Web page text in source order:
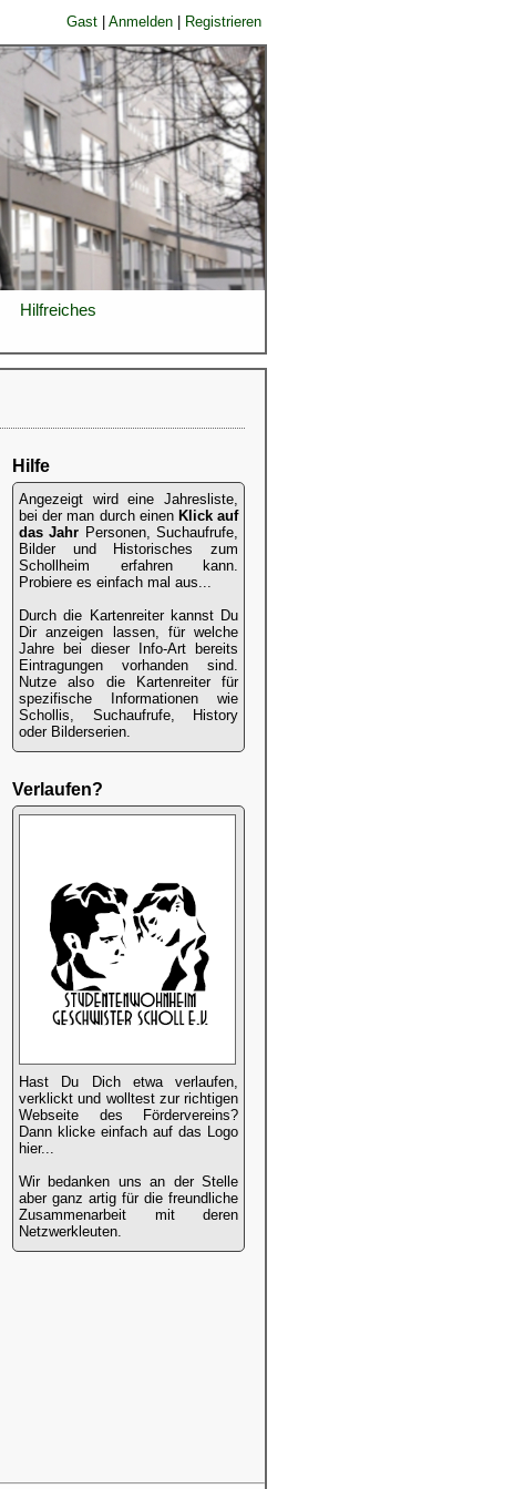
Gast Anmelden Registrieren
Hilfreiches
Hilfe
Angezeigt wird eine Jahresliste,
bei der man durch einen Klick auf
das Jahr Personen, Suchaufrufe,
Bilder und Historisches zum
Schollheim erfahren kann.
Probiere es einfach mal aus...
Durch die Kartenreiter kannst Du
Dir anzeigen lassen, für welche
Jahre bei dieser Info-Art bereits
Eintragungen vorhanden sind.
Nutze also die Kartenreiter für
spezifische Informationen wie
Schollis, Suchaufrufe, History
oder Bilderserien.
Verlaufen?
Hast Du Dich etwa verlaufen,
verklickt und wolltest zur richtigen
Webseite des Fördervereins?
Dann klicke einfach auf das Logo
hier...
Wir bedanken uns an der Stelle
aber ganz artig für die freundliche
Zusammenarbeit mit deren
Netzwerkleuten.